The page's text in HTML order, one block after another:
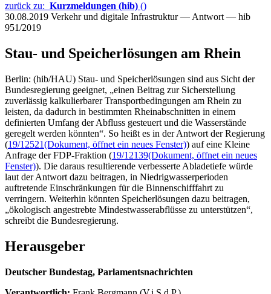
zurück zu: Kurzmeldungen (hib) ()
30.08.2019 Verkehr und digitale Infrastruktur — Antwort — hib
951/2019
Stau- und Speicherlösungen am Rhein
Berlin: (hib/HAU) Stau- und Speicherlösungen sind aus Sicht der
Bundesregierung geeignet, „einen Beitrag zur Sicherstellung
zuverlässig kalkulierbarer Transportbedingungen am Rhein zu
leisten, da dadurch in bestimmten Rheinabschnitten in einem
definierten Umfang der Abfluss gesteuert und die Wasserstände
geregelt werden könnten“. So heißt es in der Antwort der Regierung
(19/12521(Dokument, öffnet ein neues Fenster)) auf eine Kleine
Anfrage der FDP-Fraktion (19/12139(Dokument, öffnet ein neues
Fenster)). Die daraus resultierende verbesserte Abladetiefe würde
laut der Antwort dazu beitragen, in Niedrigwasserperioden
auftretende Einschränkungen für die Binnenschifffahrt zu
verringern. Weiterhin könnten Speicherlösungen dazu beitragen,
„ökologisch angestrebte Mindestwasserabflüsse zu unterstützen“,
schreibt die Bundesregierung.
Herausgeber
Deutscher Bundestag, Parlamentsnachrichten